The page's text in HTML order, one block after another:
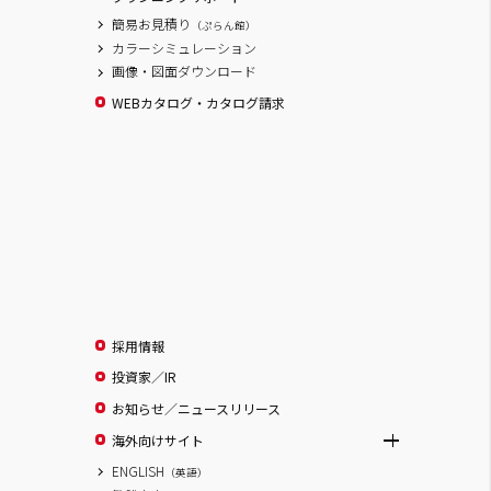
簡易お見積り
（ぷらん館）
カラーシミュレーション
画像・図面ダウンロード
WEBカタログ・カタログ請求
採用情報
投資家／IR
お知らせ／ニュースリリース
海外向けサイト
ENGLISH （英語）